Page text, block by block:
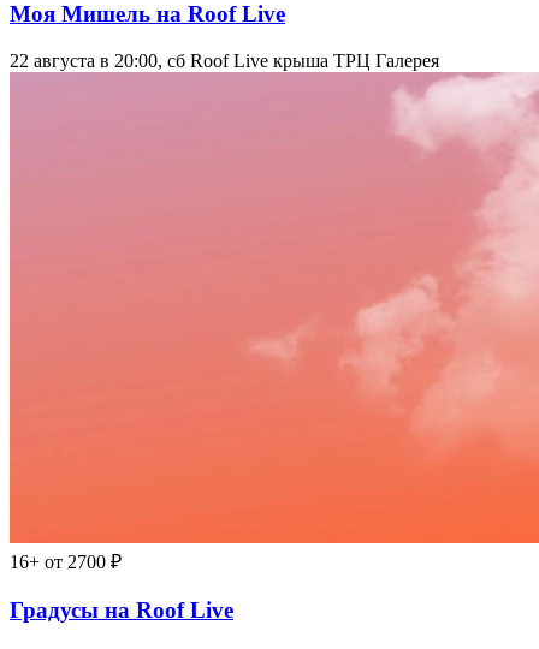
Моя Мишель на Roof Live
22 августа в 20:00, сб Roof Live крыша ТРЦ Галерея
16+ от 2700 ₽
Градусы на Roof Live